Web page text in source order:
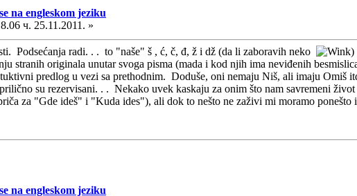
na engleskom jeziku
ч. 25.11.2011. »
Podsećanja radi. . . to "naše" š , ć, č, đ, ž i dž (da li zaboravih neko
)
stranih originala unutar svoga pisma (mada i kod njih ima neviđenih
predlog u vezi sa prethodnim. Doduše, oni nemaju Niš, ali imaju
su rezervisani. . . Nekako uvek kaskaju za onim što nam savremeni
za "Gde ideš" i "Kuda ides"), ali dok to nešto ne zaživi mi moramo ponešto
na engleskom jeziku